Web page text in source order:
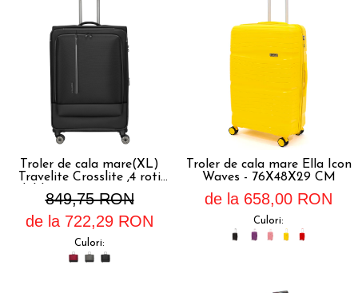
Troler de cala mare(XL)
Travelite Crosslite ,4 roti
,expandabil
849,75 RON
de la 722,29 RON
Culori:
Troler de cala mare Ella Icon
Waves - 76X48X29 CM
de la 658,00 RON
Culori: